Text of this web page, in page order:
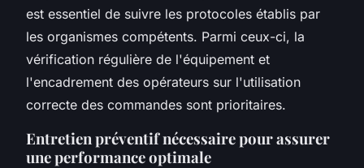
est essentiel de suivre les protocoles établis par
les organismes compétents. Parmi ceux-ci, la
vérification régulière de l'équipement et
l'encadrement des opérateurs sur l'utilisation
correcte des commandes sont prioritaires.
Entretien préventif nécessaire pour assurer
une performance optimale